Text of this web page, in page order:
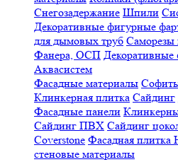
Снегозадержание Шпили
Декоративные фигурные
для дымовых труб Саморезы
Фанера, ОСП
Аквасистем
Фасадные материалы
Клинкерная плитка Сайдинг
Фасадные панели
Сайдинг ПВХ Сайдинг
Coverstone Фасадная плитка
стеновые материалы